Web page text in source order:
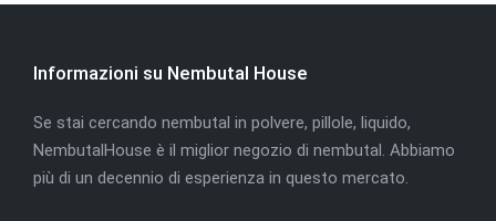
Informazioni su Nembutal House
Se stai cercando nembutal in polvere, pillole, liquido,
NembutalHouse è il miglior negozio di nembutal. Abbiamo
più di un decennio di esperienza in questo mercato.